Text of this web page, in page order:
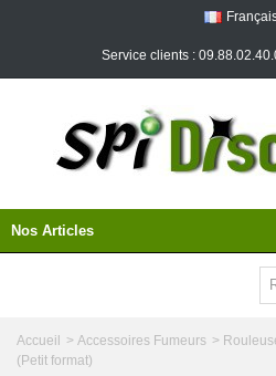
Service clients :
Nos Articles
Accueil > Accessoires Fumeurs >
(Petit format)